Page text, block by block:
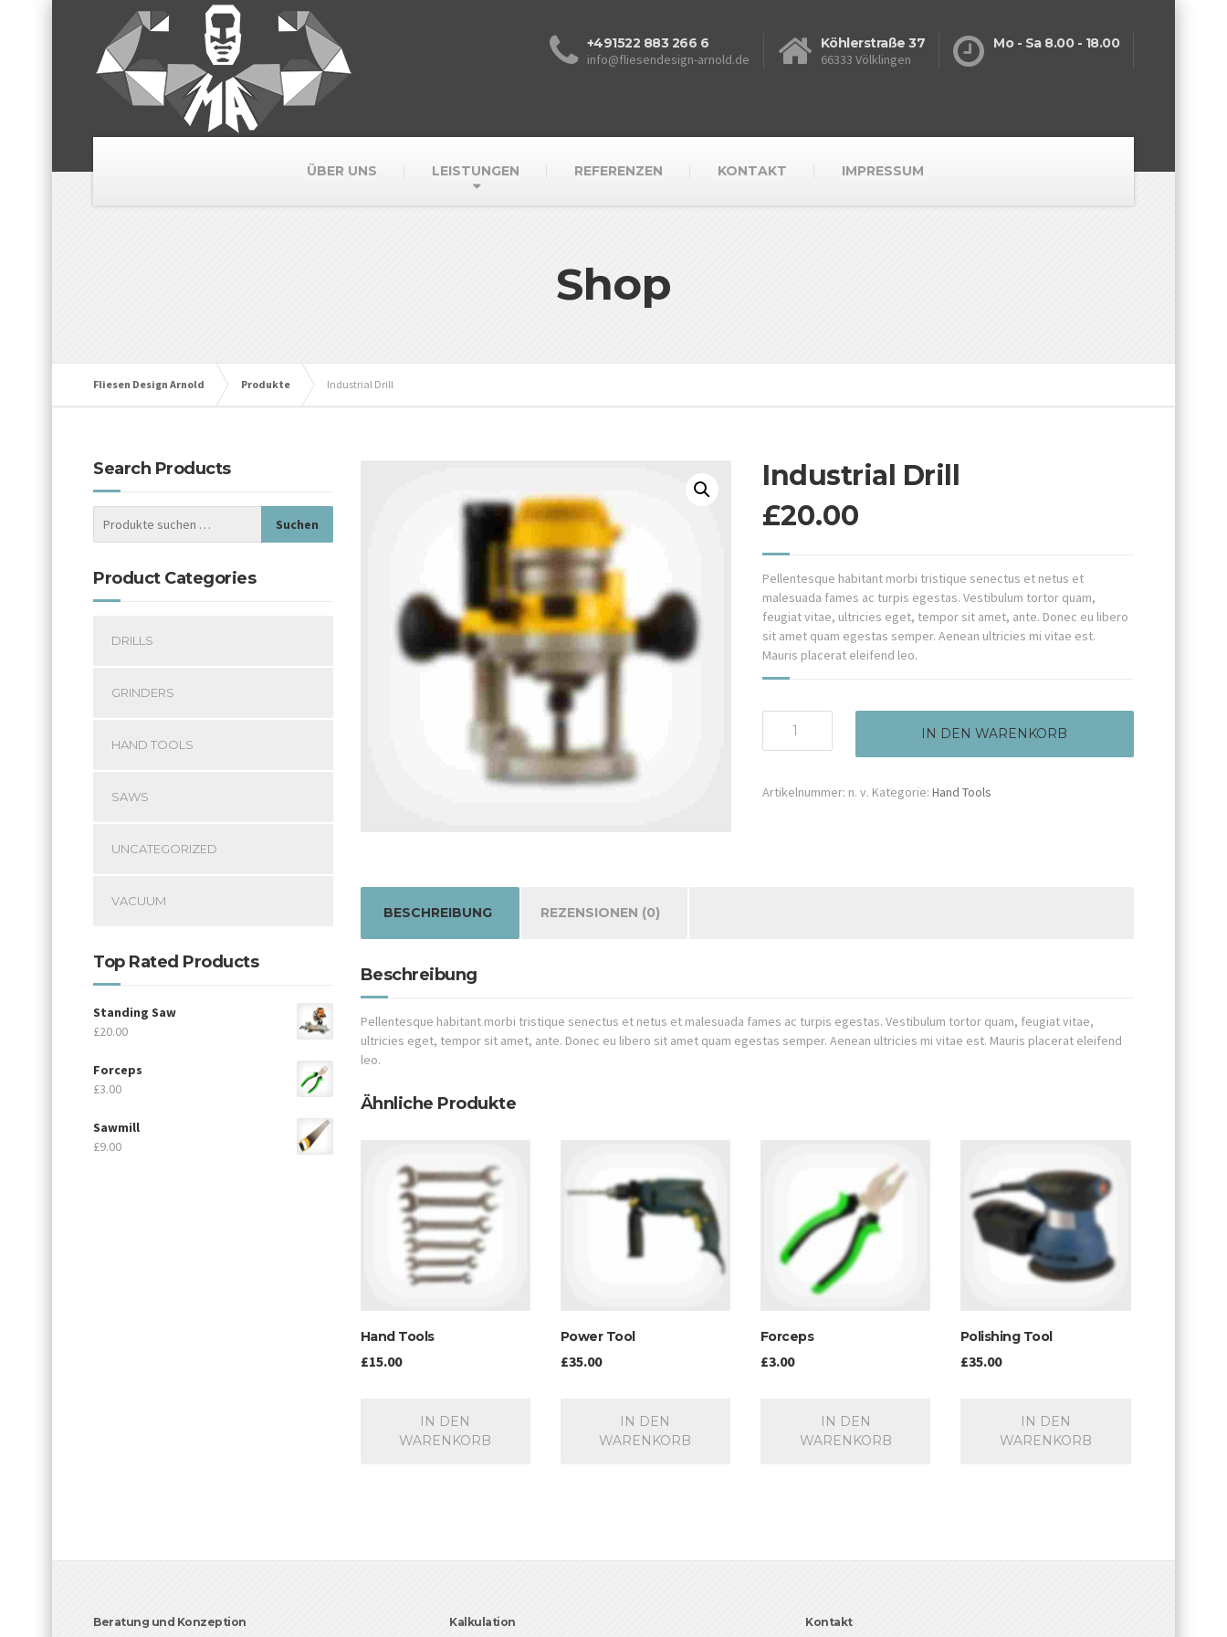
+491522 883 266 6
info@fliesendesign-arnold.de
Köhlerstraße 37
66333 Völklingen
Mo - Sa 8.00 - 18.00
ÜBER UNS LEISTUNGEN REFERENZEN KONTAKT IMPRESSUM
Shop
Fliesen Design Arnold Produkte Industrial Drill
Industrial Drill
£20.00
Pellentesque habitant morbi tristique senectus et netus et
malesuada fames ac turpis egestas. Vestibulum tortor quam,
feugiat vitae, ultricies eget, tempor sit amet, ante. Donec eu libero
sit amet quam egestas semper. Aenean ultricies mi vitae est.
Mauris placerat eleifend leo.
IN DEN WARENKORB
Artikelnummer: n. v. Kategorie:Hand Tools
BESCHREIBUNG REZENSIONEN (0)
Beschreibung
Pellentesque habitant morbi tristique senectus et netus et malesuada fames ac turpis egestas. Vestibulum tortor quam, feugiat vitae,
ultricies eget, tempor sit amet, ante. Donec eu libero sit amet quam egestas semper. Aenean ultricies mi vitae est. Mauris placerat eleifend
leo.
Ähnliche Produkte
Hand Tools
£15.00
IN DEN
WARENKORB
Power Tool
£35.00
IN DEN
WARENKORB
Forceps
£3.00
IN DEN
WARENKORB
Polishing Tool
£35.00
IN DEN
WARENKORB
Search Products
Suchen
Product Categories
DRILLS
GRINDERS
HAND TOOLS
SAWS
UNCATEGORIZED
VACUUM
Top Rated Products
Standing Saw
£20.00
Forceps
£3.00
Sawmill
£9.00
Beratung und Konzeption Kalkulation Kontakt